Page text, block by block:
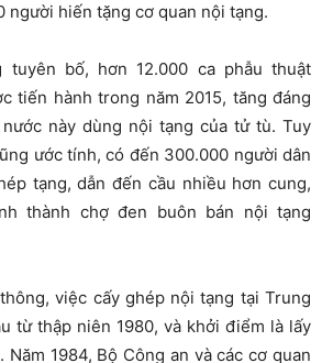
người hiến tặng cơ quan nội tạng.
tuyên bố, hơn 12.000 ca phẫu thuật
tiến hành trong năm 2015, tăng đáng
này dùng nội tạng của tử tù. Tuy
ước tính, có đến 300.000 người dân
tạng, dẫn đến cầu nhiều hơn cung,
thành chợ đen buôn bán nội tạng
việc cấy ghép nội tạng tại Trung
từ thập niên 1980, và khởi điểm là lấy
Năm 1984, Bộ Công an và các cơ quan